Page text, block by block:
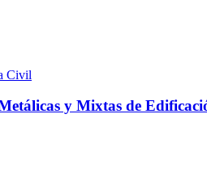
Civil
y Mixtas de